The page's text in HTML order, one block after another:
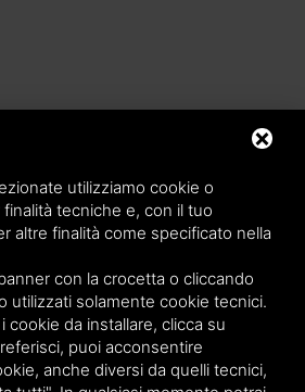
utilizziamo cookie o
tecniche e, con il tuo
altre finalità come specificato nella
con la crocetta o cliccando
utilizzati solamente cookie tecnici.
cookie da installare, clicca su
puoi acconsentire
anche diversi da quelli tecnici,